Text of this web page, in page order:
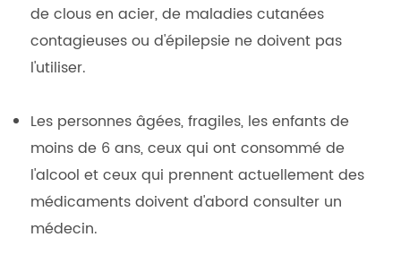
de clous en acier, de maladies cutanées
contagieuses ou d'épilepsie ne doivent pas
l'utiliser.
Les personnes âgées, fragiles, les enfants de
moins de 6 ans, ceux qui ont consommé de
l'alcool et ceux qui prennent actuellement des
médicaments doivent d'abord consulter un
médecin.